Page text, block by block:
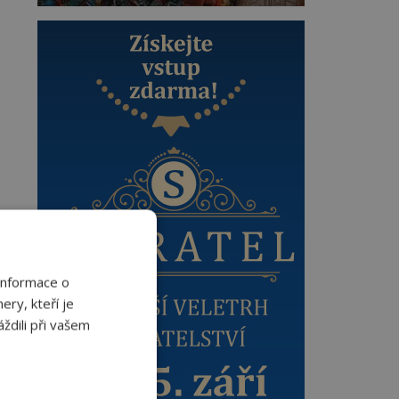
o
kteří je
při vašem